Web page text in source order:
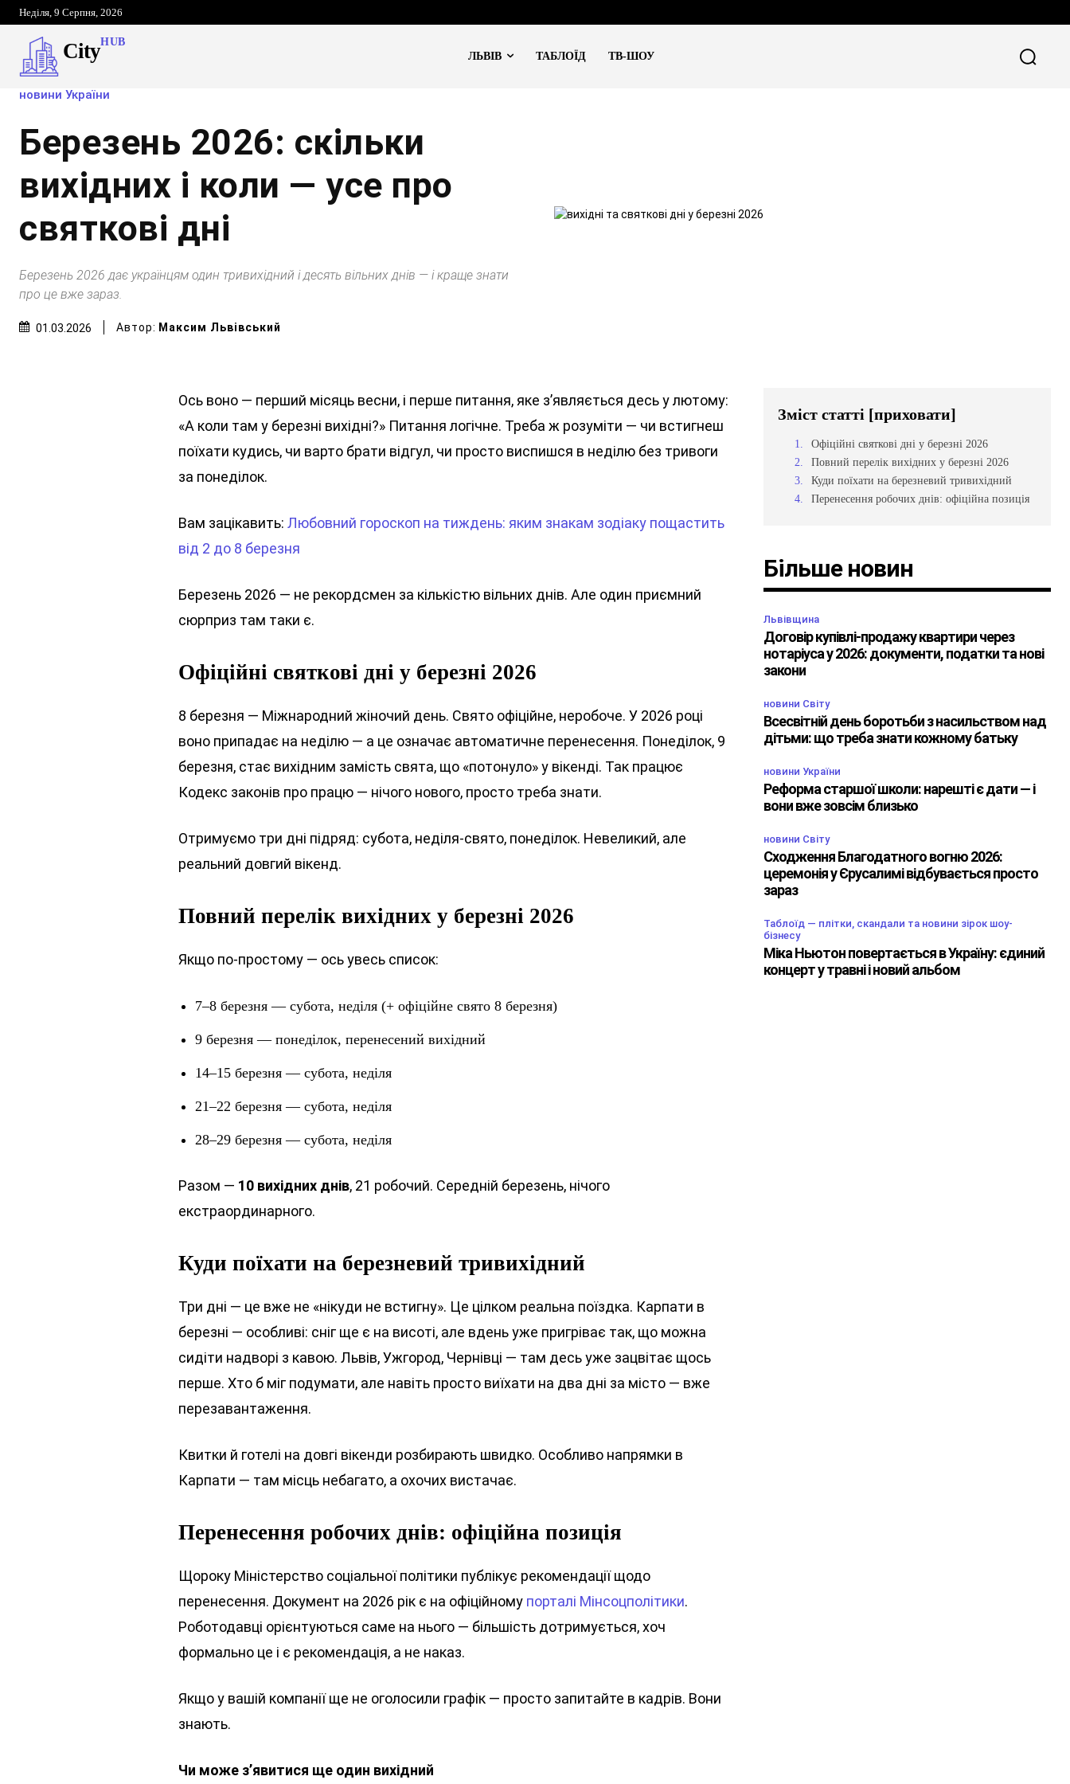
Неділя, 9 Серпня, 2026
CityHUB
ЛЬВІВ
ТАБЛОЇД ТВ-ШОУ
новини України
Березень 2026: скільки
вихідних і коли — усе про
святкові дні
Березень 2026 дає українцям один тривихідний і десять вільних днів — і краще знати
про це вже зараз.
01.03.2026 Автор: Максим Львівський
Ось воно — перший місяць весни, і перше питання, яке з’являється десь у лютому:
«А коли там у березні вихідні?» Питання логічне. Треба ж розуміти — чи встигнеш
поїхати кудись, чи варто брати відгул, чи просто виспишся в неділю без тривоги
за понеділок.
Вам зацікавить:Любовний гороскоп на тиждень: яким знакам зодіаку пощастить
від 2 до 8 березня
Березень 2026 — не рекордсмен за кількістю вільних днів. Але один приємний
сюрприз там таки є.
Офіційні святкові дні у березні 2026
8 березня — Міжнародний жіночий день. Свято офіційне, неробоче. У 2026 році
воно припадає на неділю — а це означає автоматичне перенесення. Понеділок, 9
березня, стає вихідним замість свята, що «потонуло» у вікенді. Так працює
Кодекс законів про працю — нічого нового, просто треба знати.
Отримуємо три дні підряд: субота, неділя-свято, понеділок. Невеликий, але
реальний довгий вікенд.
Повний перелік вихідних у березні 2026
Якщо по-простому — ось увесь список:
7–8 березня — субота, неділя (+ офіційне свято 8 березня)
9 березня — понеділок, перенесений вихідний
14–15 березня — субота, неділя
21–22 березня — субота, неділя
28–29 березня — субота, неділя
Разом — 10 вихідних днів, 21 робочий. Середній березень, нічого
екстраординарного.
Куди поїхати на березневий тривихідний
Три дні — це вже не «нікуди не встигну». Це цілком реальна поїздка. Карпати в
березні — особливі: сніг ще є на висоті, але вдень уже пригріває так, що можна
сидіти надворі з кавою. Львів, Ужгород, Чернівці — там десь уже зацвітає щось
перше. Хто б міг подумати, але навіть просто виїхати на два дні за місто — вже
перезавантаження.
Квитки й готелі на довгі вікенди розбирають швидко. Особливо напрямки в
Карпати — там місць небагато, а охочих вистачає.
Перенесення робочих днів: офіційна позиція
Щороку Міністерство соціальної політики публікує рекомендації щодо
перенесення. Документ на 2026 рік є на офіційному порталі Мінсоцполітики.
Роботодавці орієнтуються саме на нього — більшість дотримується, хоч
формально це і є рекомендація, а не наказ.
Якщо у вашій компанії ще не оголосили графік — просто запитайте в кадрів. Вони
знають.
Чи може з’явитися ще один вихідний
Зміст статті [приховати]
Офіційні святкові дні у березні 2026
Повний перелік вихідних у березні 2026
Куди поїхати на березневий тривихідний
Перенесення робочих днів: офіційна позиція
Більше новин
Львівщина
Договір купівлі-продажу квартири через
нотаріуса у 2026: документи, податки та нові
закони
новини Світу
Всесвітній день боротьби з насильством над
дітьми: що треба знати кожному батьку
новини України
Реформа старшої школи: нарешті є дати — і
вони вже зовсім близько
новини Світу
Сходження Благодатного вогню 2026:
церемонія у Єрусалимі відбувається просто
зараз
Таблоїд — плітки, скандали та новини зірок шоу-
бізнесу
Міка Ньютон повертається в Україну: єдиний
концерт у травні і новий альбом